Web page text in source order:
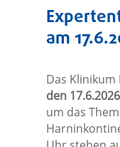
am
Das
den 17.6.2026
um das